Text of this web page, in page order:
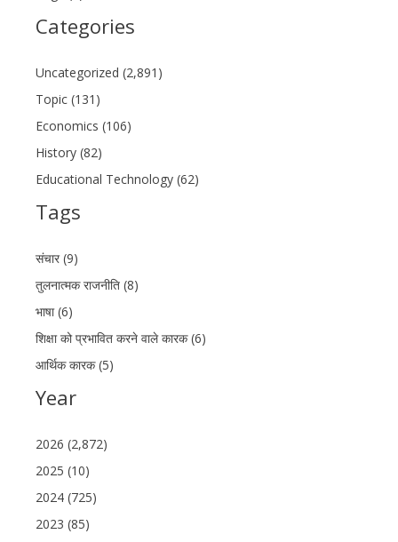
Categories
Uncategorized (2,891)
Topic (131)
Economics (106)
History (82)
Educational Technology (62)
Tags
संचार (9)
तुलनात्मक राजनीति (8)
भाषा (6)
शिक्षा को प्रभावित करने वाले कारक (6)
आर्थिक कारक (5)
Year
2026 (2,872)
2025 (10)
2024 (725)
2023 (85)